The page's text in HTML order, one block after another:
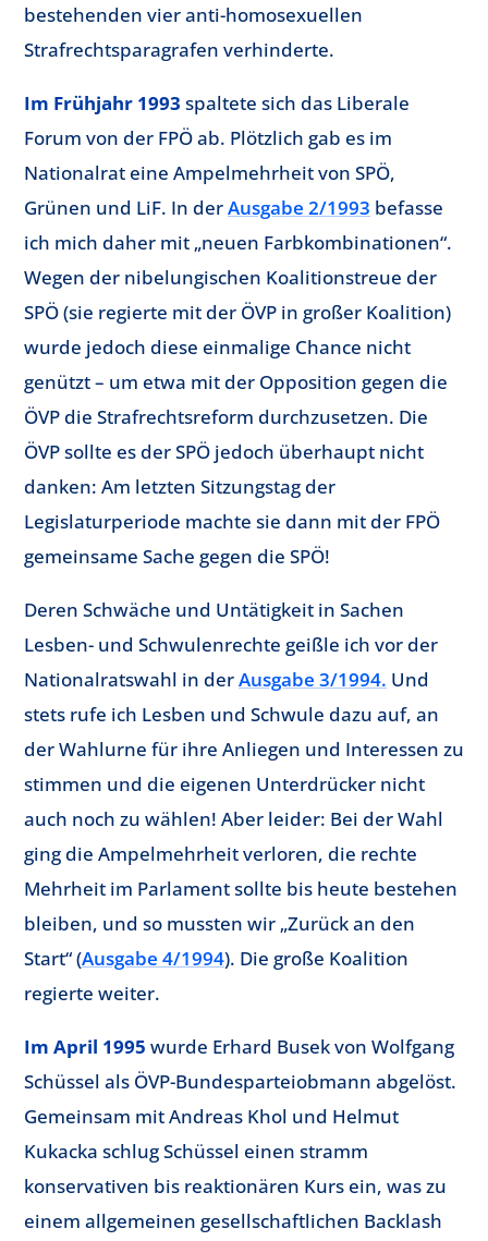
bestehenden vier anti-homosexuellen
Strafrechtsparagrafen verhinderte.
Im Frühjahr 1993 spaltete sich das Liberale
Forum von der FPÖ ab. Plötzlich gab es im
Nationalrat eine Ampelmehrheit von SPÖ,
Grünen und LiF. In derAusgabe 2/1993 befasse
ich mich daher mit „neuen Farbkombinationen“.
Wegen der nibelungischen Koalitionstreue der
SPÖ (sie regierte mit der ÖVP in großer Koalition)
wurde jedoch diese einmalige Chance nicht
genützt – um etwa mit der Opposition gegen die
ÖVP die Strafrechtsreform durchzusetzen. Die
ÖVP sollte es der SPÖ jedoch überhaupt nicht
danken: Am letzten Sitzungstag der
Legislaturperiode machte sie dann mit der FPÖ
gemeinsame Sache gegen die SPÖ!
Deren Schwäche und Untätigkeit in Sachen
Lesben- und Schwulenrechte geißle ich vor der
Nationalratswahl in derAusgabe 3/1994. Und
stets rufe ich Lesben und Schwule dazu auf, an
der Wahlurne für ihre Anliegen und Interessen zu
stimmen und die eigenen Unterdrücker nicht
auch noch zu wählen! Aber leider: Bei der Wahl
ging die Ampelmehrheit verloren, die rechte
Mehrheit im Parlament sollte bis heute bestehen
bleiben, und so mussten wir „Zurück an den
Start“ (Ausgabe 4/1994). Die große Koalition
regierte weiter.
Im April 1995 wurde Erhard Busek von Wolfgang
Schüssel als ÖVP-Bundesparteiobmann abgelöst.
Gemeinsam mit Andreas Khol und Helmut
Kukacka schlug Schüssel einen stramm
konservativen bis reaktionären Kurs ein, was zu
einem allgemeinen gesellschaftlichen Backlash